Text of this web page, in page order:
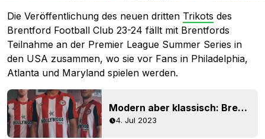
Die Veröffentlichung des neuen dritten Trikots des
Brentford Football Club 23-24 fällt mit Brentfords
Teilnahme an der Premier League Summer Series in
den USA zusammen, wo sie vor Fans in Philadelphia,
Atlanta und Maryland spielen werden.
Modern aber klassisch: Brentford FC 23-25 Trikot veröffentlicht
4. Jul 2023